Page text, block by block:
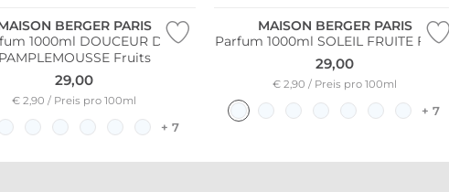
BERGER PARIS
1000ml DOUCEUR DE
PAMPLEMOUSSE Fruits
29,00
€ 2,90 / Preis pro 100ml
+ 7
MAISON BERGER PARIS
Parfum 1000ml SOLEIL FRUITE Fruits
29,00
€ 2,90 / Preis pro 100ml
+ 7